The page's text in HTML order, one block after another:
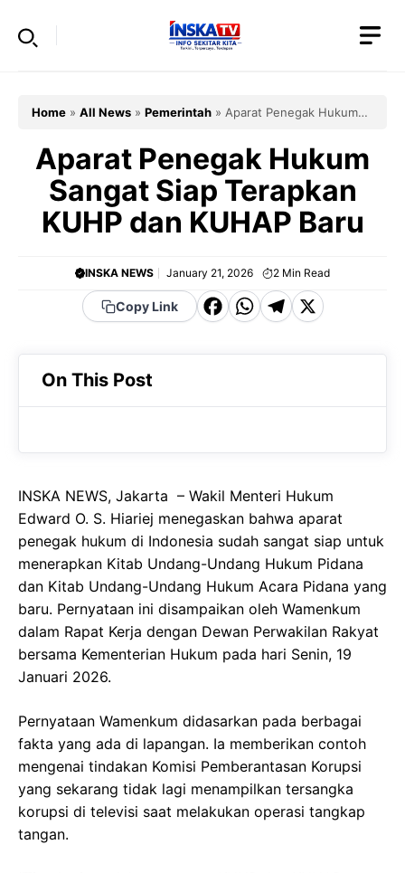
Home » All News » Pemerintah » Aparat Penegak Hukum
Aparat Penegak Hukum
Sangat Siap Terapkan
KUHP dan KUHAP Baru
INSKA NEWS January 21, 2026 2 Min Read
Copy Link
F
c
o
o
k
W
a
A
p
p
T
e
a
m
X
On This Post
INSKA NEWS, Jakarta – Wakil Menteri Hukum
Edward O. S. Hiariej menegaskan bahwa aparat
penegak hukum di Indonesia sudah sangat siap untuk
menerapkan Kitab Undang-Undang Hukum Pidana
dan Kitab Undang-Undang Hukum Acara Pidana yang
baru. Pernyataan ini disampaikan oleh Wamenkum
dalam Rapat Kerja dengan Dewan Perwakilan Rakyat
bersama Kementerian Hukum pada hari Senin, 19
Januari 2026.
Pernyataan Wamenkum didasarkan pada berbagai
fakta yang ada di lapangan. Ia memberikan contoh
mengenai tindakan Komisi Pemberantasan Korupsi
yang sekarang tidak lagi menampilkan tersangka
korupsi di televisi saat melakukan operasi tangkap
tangan.